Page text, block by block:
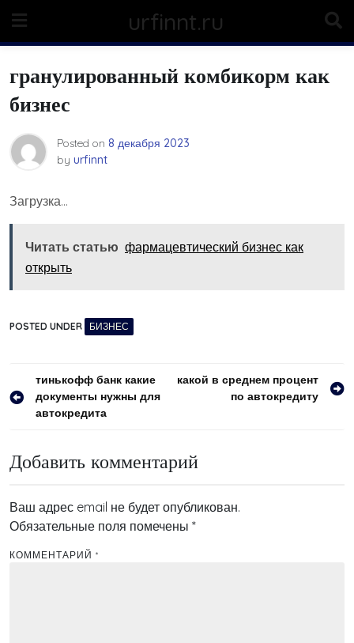
content
urfinnt.ru
гранулированный комбикорм как
бизнес
Posted on 8 декабря 2023
by urfinnt
Загрузка…
Читать статью фармацевтический бизнес как
открыть
POSTED UNDER БИЗНЕС
Навигация
по
тинькофф банк какие
документы нужны для
автокредита
какой в среднем процент
по автокредиту
Добавить комментарий
Ваш адрес email не будет опубликован.
Обязательные поля помечены *
КОММЕНТАРИЙ *